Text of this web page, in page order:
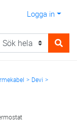
Logga in
Devi